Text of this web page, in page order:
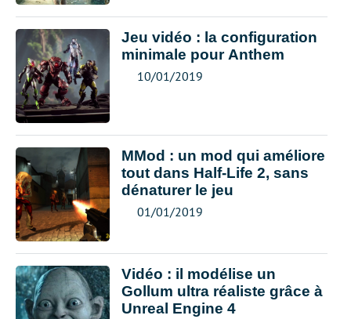
Jeu vidéo : la configuration
minimale pour Anthem
10/01/2019
MMod : un mod qui améliore
tout dans Half-Life 2, sans
dénaturer le jeu
01/01/2019
Vidéo : il modélise un
Gollum ultra réaliste grâce à
Unreal Engine 4